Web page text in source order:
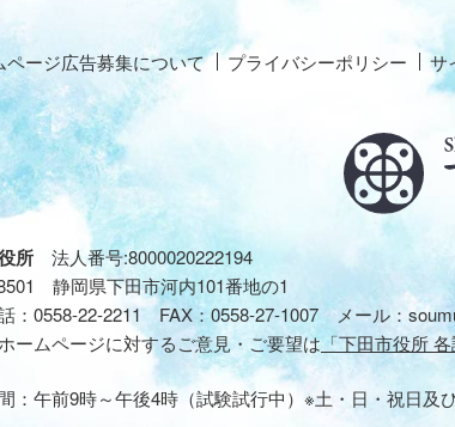
ページ広告募集について プライバシーポリシー サ
所 法人番号:8000020222194
静岡県下田市河内101番地の1
： 0558-22-2211 FAX：0558-27-1007メール：
ームページに対するご意見・ご要望は「下田市役所 各
：午前9時～午後4時（試験試行中）※土・日・祝日及